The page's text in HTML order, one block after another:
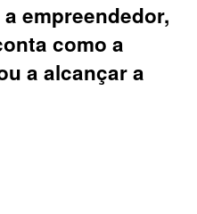
empreendedor,
como a
a alcançar a